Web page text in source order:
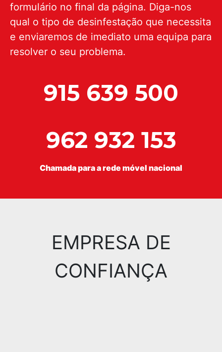
formulário no final da página. Diga-nos
qual o tipo de desinfestação que necessita
e enviaremos de imediato uma equipa para
resolver o seu problema.
915 639 500
962 932 153
Chamada para a rede móvel nacional
EMPRESA DE
CONFIANÇA